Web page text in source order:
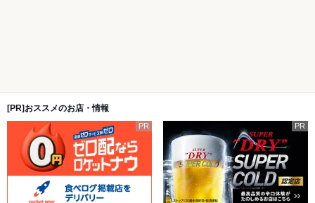
[PR]おススメのお店・情報
PR PR